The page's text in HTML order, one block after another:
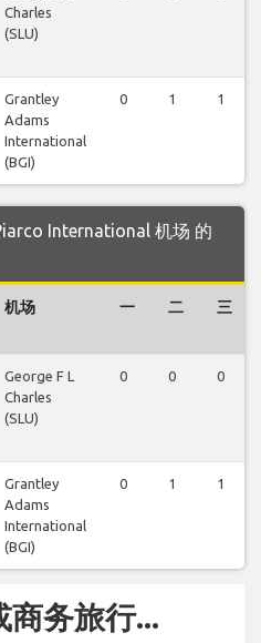
Charles
(SLU)
Grantley
Adams
International
(BGI)
0 1 1
International 机场 的
机场 一 二 三
George F L
Charles
(SLU)
0 0 0
Grantley
Adams
International
(BGI)
0 1 1
商务旅行...